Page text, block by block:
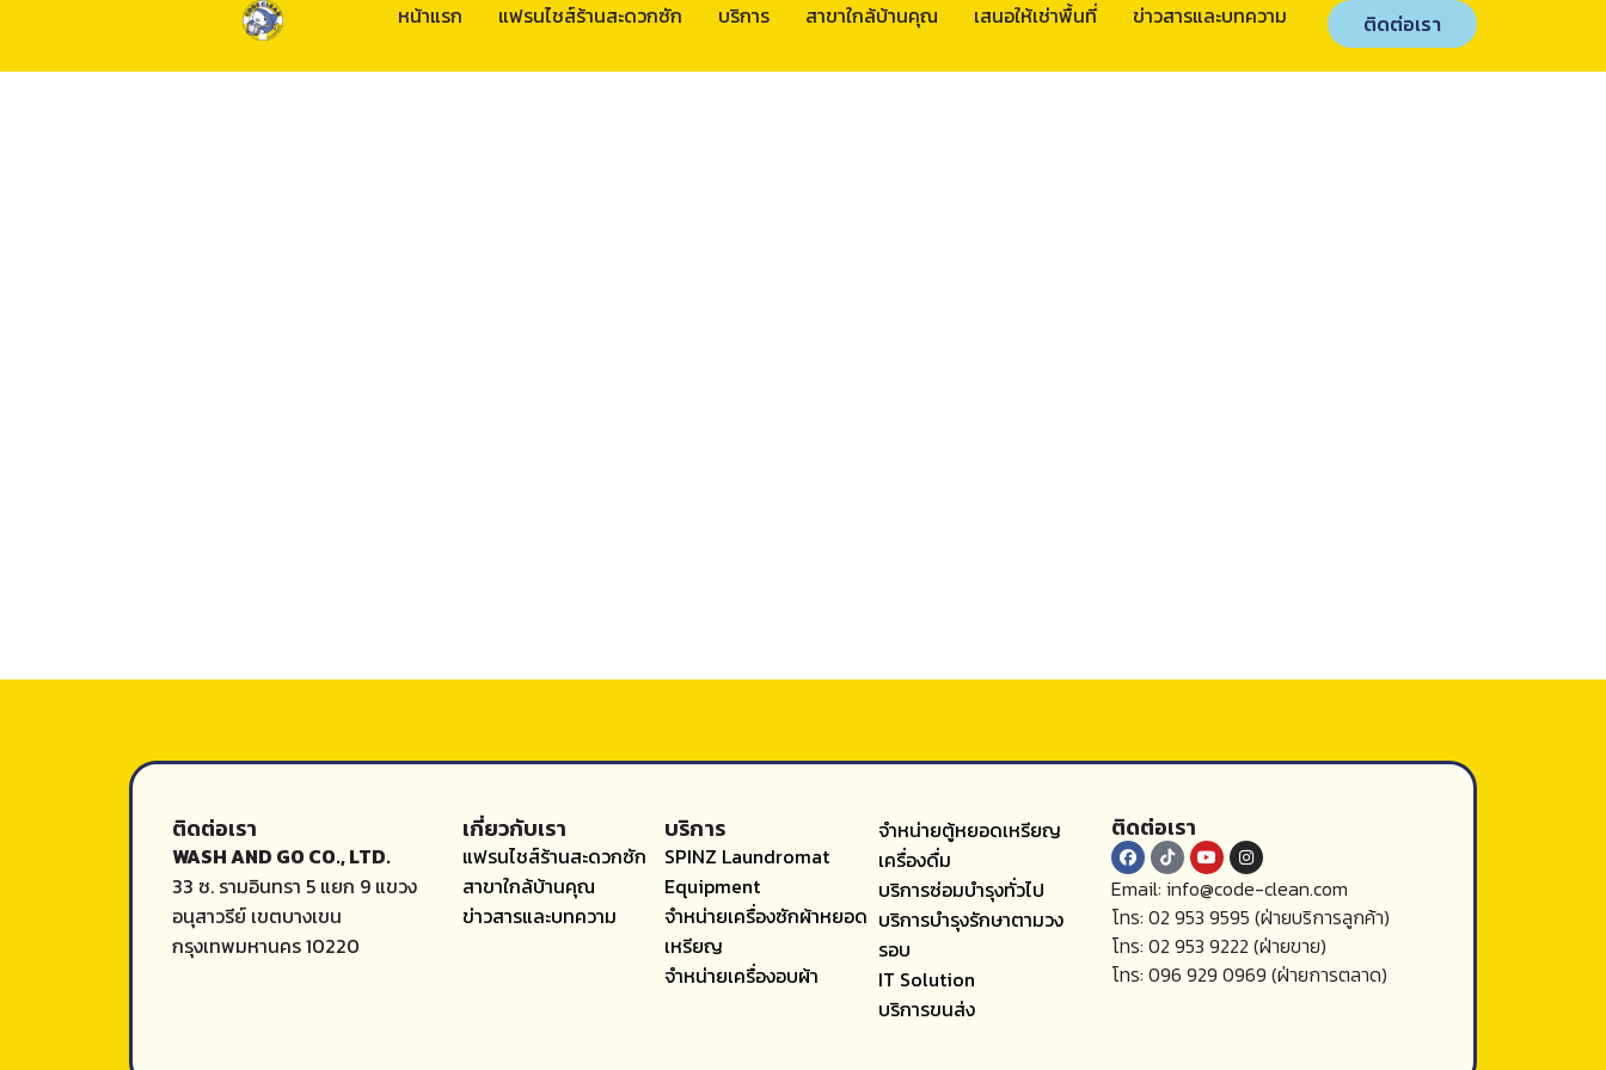
หน้าแรก แฟรนไชส์ร้านสะดวกซัก บริการ สาขาใกล้บ้านคุณ เสนอให้เช่าพื้นที่ ข่าวสารและบทความ ติดต่อเรา
ติดต่อเรา
WASH AND GO CO., LTD.
33 ซ. รามอินทรา 5 แยก 9 แขวง
อนุสาวรีย์ เขตบางเขน
กรุงเทพมหานคร 10220
เกี่ยวกับเรา
แฟรนไชส์ร้านสะดวกซัก
สาขาใกล้บ้านคุณ
ข่าวสารและบทความ
บริการ
SPINZ Laundromat
Equipment
จำหน่ายเครื่องซักผ้าหยอด
เหรียญ
จำหน่ายเครื่องอบผ้า
จำหน่ายตู้หยอดเหรียญ
เครื่องดื่ม
บริการซ่อมบำรุงทั่วไป
บริการบำรุงรักษาตามวง
รอบ
IT Solution
บริการขนส่ง
ติดต่อเรา
Email: info@code-clean.com
โทร: 02 953 9595 (ฝ่ายบริการลูกค้า)
โทร: 02 953 9222 (ฝ่ายขาย)
โทร: 096 929 0969 (ฝ่ายการตลาด)